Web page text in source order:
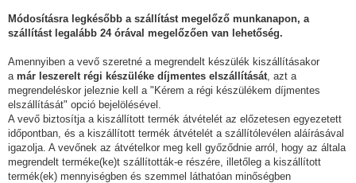
Módosításra legkésőbb a szállítást megelőző munkanapon, a
szállítást legalább 24 órával megelőzően van lehetőség.
Amennyiben a vevő szeretné a megrendelt készülék kiszállításakor
a már leszerelt régi készüléke díjmentes elszállítását , azt a
megrendeléskor jeleznie kell a "Kérem a régi készülékem díjmentes
elszállítását" opció bejelölésével.
A vevő biztosítja a kiszállított termék átvételét az előzetesen egyezetett
időpontban, és a kiszállított termék átvételét a szállítólevélen aláírásával
igazolja. A vevőnek az átvételkor meg kell győződnie arról, hogy az általa
megrendelt terméke(ke)t szállították-e részére, illetőleg a kiszállított
termék(ek) mennyiségben és szemmel láthatóan minőségben